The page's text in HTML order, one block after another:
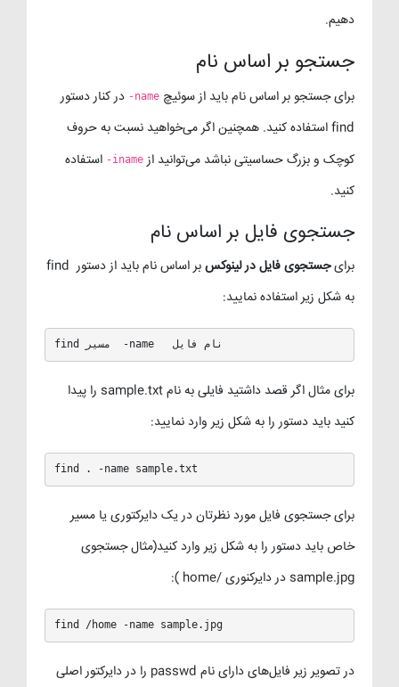
دهیم.
جستجو بر اساس نام
برای جستجو بر اساس نام باید از سوئیچ -name در کنار دستور
find استفاده کنید. همچنین اگر می‌خواهید نسبت به حروف
کوچک و بزرگ حساسیتی نباشد می‌توانید از -iname استفاده
کنید.
جستجوی فایل بر اساس نام
برایجستجوی فایل در لینوکس
بر اساس نام باید از دستور find
به شکل زیر استفاده نمایید:
find مسیر  -name   نام فایل
برای مثال اگر قصد داشتید فایلی به نام sample.txt را پیدا
کنید باید دستور را به شکل زیر وارد نمایید:
find . -name sample.txt
برای جستجوی فایل مورد نظرتان در یک دایرکتوری یا مسیر
خاص باید دستور را به شکل زیر وارد کنید(مثال جستجوی
sample.jpg در دایرکنوری /home ):
find /home -name sample.jpg
در تصویر زیر فایل‌های دارای نام passwd را در دایرکتور اصلی